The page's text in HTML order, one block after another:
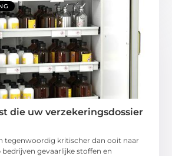
die uw verzekeringsdossier
tegenwoordig kritischer dan ooit naar
gevaarlijke stoffen en